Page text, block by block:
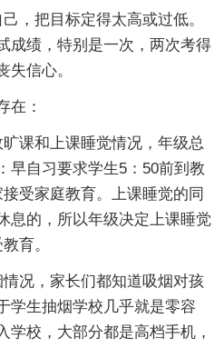
，把目标定得太高或过低。
成绩，特别是一次，两次考得
失信心。
在：
课和上课睡觉情况，年级总
早自习要求学生5：50前到教
受家庭教育。上课睡觉的同
息的，所以年级决定上课睡觉
育。
况，家长们都知道吸烟对孩
学生抽烟学校几乎就是零容
学校，大部分都是高档手机，